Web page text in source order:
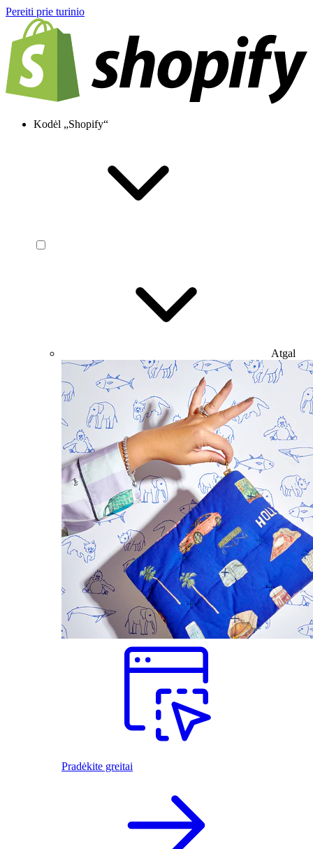
Pereiti prie turinio
Kodėl „Shopify“
Atgal
Pradėkite greitai